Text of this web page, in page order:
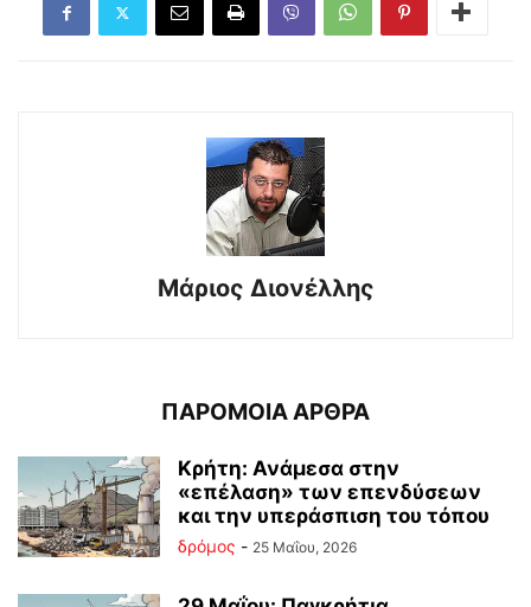
Μάριος Διονέλλης
ΠΑΡΟΜΟΙΑ ΑΡΘΡΑ
Κρήτη: Ανάμεσα στην
«επέλαση» των επενδύσεων
και την υπεράσπιση του τόπου
δρόμος - 25 Μαΐου, 2026